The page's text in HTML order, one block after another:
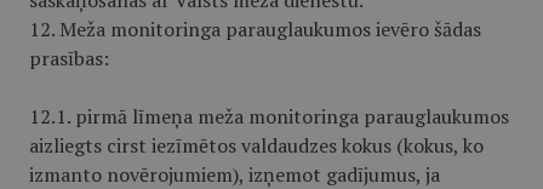
12. Meža monitoringa parauglaukumos ievēro šādas
prasības:
12.1. pirmā līmeņa meža monitoringa parauglaukumos
aizliegts cirst iezīmētos valdaudzes kokus (kokus, ko
izmanto novērojumiem), izņemot gadījumus, ja